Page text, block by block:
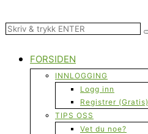
FORSIDEN
INNLOGGING
Logg inn
Registrer (Gratis)
TIPS OSS
Vet du noe?